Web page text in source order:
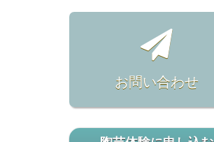
お問い合わせ